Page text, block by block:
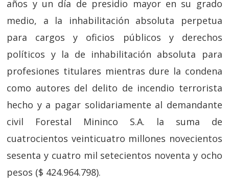
años y un día de presidio mayor en su grado
medio, a la inhabilitación absoluta perpetua
para cargos y oficios públicos y derechos
políticos y la de inhabilitación absoluta para
profesiones titulares mientras dure la condena
como autores del delito de incendio terrorista
hecho y a pagar solidariamente al demandante
civil Forestal Mininco S.A. la suma de
cuatrocientos veinticuatro millones novecientos
sesenta y cuatro mil setecientos noventa y ocho
pesos ($ 424.964.798).